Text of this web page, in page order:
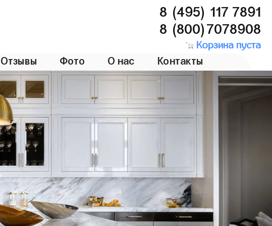
8 (495) 117 7891
8 (800)7078908
Корзина пуста
Отзывы Фото О нас Контакты